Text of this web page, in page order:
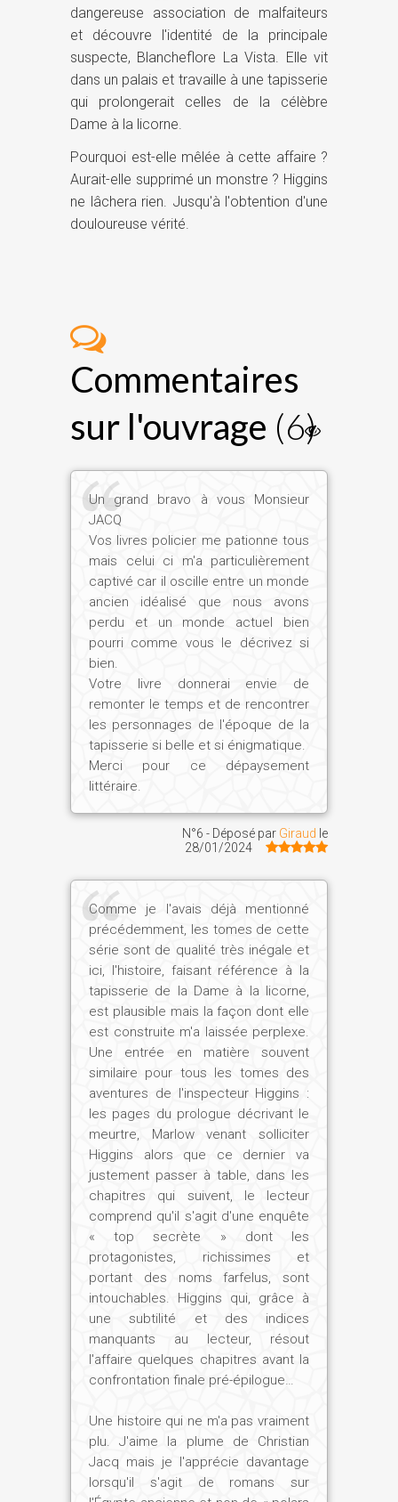
dangereuse association de malfaiteurs
et découvre l'identité de la principale
suspecte, Blancheflore La Vista. Elle vit
dans un palais et travaille à une tapisserie
qui prolongerait celles de la célèbre
Dame à la licorne.
Pourquoi est-elle mêlée à cette affaire ?
Aurait-elle supprimé un monstre ? Higgins
ne lâchera rien. Jusqu'à l'obtention d'une
douloureuse vérité.
Commentaires
sur l'ouvrage (6)
Un grand bravo à vous Monsieur
JACQ
Vos livres policier me pationne tous
mais celui ci m'a particulièrement
captivé car il oscille entre un monde
ancien idéalisé que nous avons
perdu et un monde actuel bien
pourri comme vous le décrivez si
bien.
Votre livre donnerai envie de
remonter le temps et de rencontrer
les personnages de l'époque de la
tapisserie si belle et si énigmatique.
Merci pour ce dépaysement
littéraire.
N°6 - Déposé par Giraud le
28/01/2024
Comme je l'avais déjà mentionné
précédemment, les tomes de cette
série sont de qualité très inégale et
ici, l'histoire, faisant référence à la
tapisserie de la Dame à la licorne,
est plausible mais la façon dont elle
est construite m'a laissée perplexe.
Une entrée en matière souvent
similaire pour tous les tomes des
aventures de l'inspecteur Higgins :
les pages du prologue décrivant le
meurtre, Marlow venant solliciter
Higgins alors que ce dernier va
justement passer à table, dans les
chapitres qui suivent, le lecteur
comprend qu'il s'agit d'une enquête
« top secrète » dont les
protagonistes, richissimes et
portant des noms farfelus, sont
intouchables. Higgins qui, grâce à
une subtilité et des indices
manquants au lecteur, résout
l'affaire quelques chapitres avant la
confrontation finale pré-épilogue…
Une histoire qui ne m'a pas vraiment
plu. J'aime la plume de Christian
Jacq mais je l'apprécie davantage
lorsqu'il s'agit de romans sur